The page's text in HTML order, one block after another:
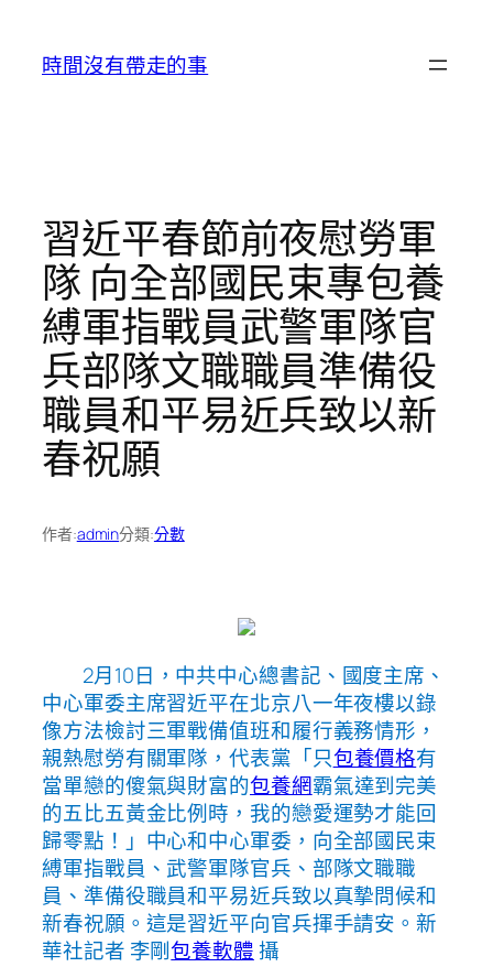
時間沒有帶走的事
習近平春節前夜慰勞軍
隊 向全部國民束專包養
縛軍指戰員武警軍隊官
兵部隊文職職員準備役
職員和平易近兵致以新
春祝願
作者:admin分類:分數
2月10日，中共中心總書記、國度主席、
中心軍委主席習近平在北京八一年夜樓以錄
像方法檢討三軍戰備值班和履行義務情形，
親熱慰勞有關軍隊，代表黨「只包養價格有
當單戀的傻氣與財富的包養網霸氣達到完美
的五比五黃金比例時，我的戀愛運勢才能回
歸零點！」中心和中心軍委，向全部國民束
縛軍指戰員、武警軍隊官兵、部隊文職職
員、準備役職員和平易近兵致以真摯問候和
新春祝願。這是習近平向官兵揮手請安。新
華社記者 李剛包養軟體攝